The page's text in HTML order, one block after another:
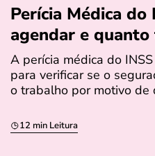
Perícia Médica do
agendar e
A perícia médica do
para verificar se o
o trabalho por motivo de
12 min Leitura